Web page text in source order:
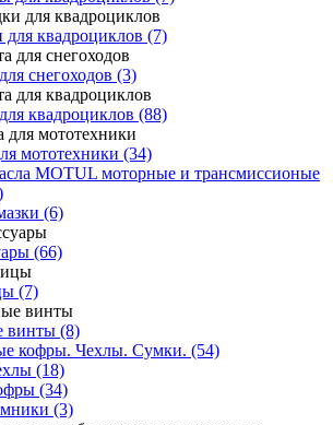
для квадроциклов (7)
снегоходов (3)
квадроциклов (88)
мототехники (34)
MOTUL моторные и трансмиссионые
(6)
(66)
(7)
винты (8)
кофры. Чехлы. Сумки. (54)
(18)
(34)
(3)